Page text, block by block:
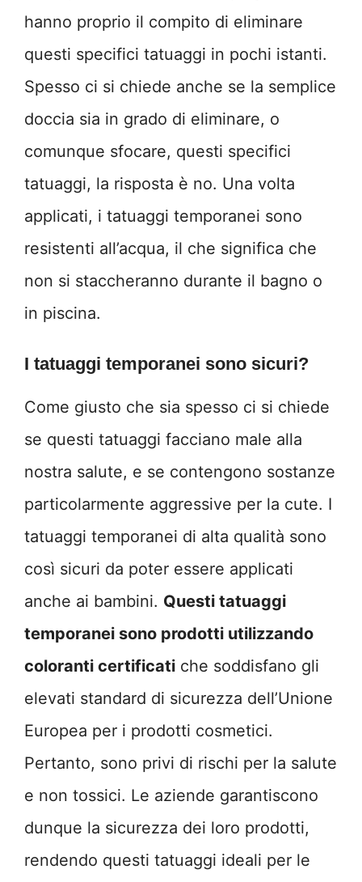
hanno proprio il compito di eliminare
questi specifici tatuaggi in pochi istanti.
Spesso ci si chiede anche se la semplice
doccia sia in grado di eliminare, o
comunque sfocare, questi specifici
tatuaggi, la risposta è no. Una volta
applicati, i tatuaggi temporanei sono
resistenti all’acqua, il che significa che
non si staccheranno durante il bagno o
in piscina.
I tatuaggi temporanei sono sicuri?
Come giusto che sia spesso ci si chiede
se questi tatuaggi facciano male alla
nostra salute, e se contengono sostanze
particolarmente aggressive per la cute. I
tatuaggi temporanei di alta qualità sono
così sicuri da poter essere applicati
anche ai bambini. Questi tatuaggi
temporanei sono prodotti utilizzando
coloranti certificati che soddisfano gli
elevati standard di sicurezza dell’Unione
Europea per i prodotti cosmetici.
Pertanto, sono privi di rischi per la salute
e non tossici. Le aziende garantiscono
dunque la sicurezza dei loro prodotti,
rendendo questi tatuaggi ideali per le